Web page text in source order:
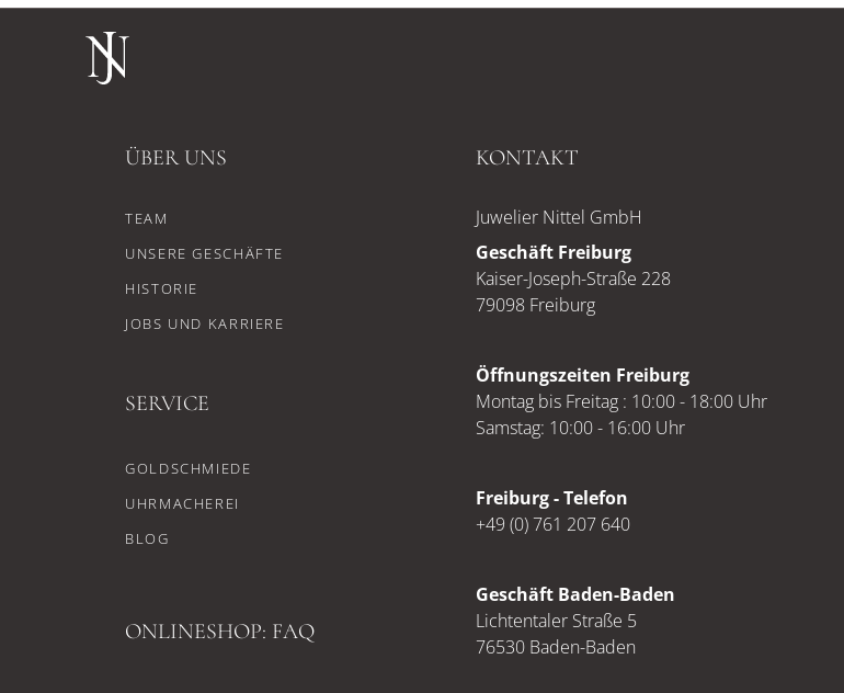
ÜBER UNS
TEAM
UNSERE GESCHÄFTE
HISTORIE
JOBS UND KARRIERE
SERVICE
GOLDSCHMIEDE
UHRMACHEREI
BLOG
ONLINESHOP: FAQ
KONTAKT
Juwelier Nittel GmbH
Geschäft Freiburg
Kaiser-Joseph-Straße 228
79098 Freiburg
Öffnungszeiten Freiburg
Montag bis Freitag : 10:00 - 18:00 Uhr
Samstag: 10:00 - 16:00 Uhr
Freiburg - Telefon
+49 (0) 761 207 640
Geschäft Baden-Baden
Lichtentaler Straße 5
76530 Baden-Baden